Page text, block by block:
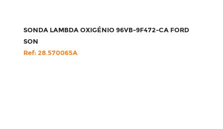
SONDA LAMBDA OXIGÉNIO 96VB-9F472-CA FORD
SON
Ref: 28.570065A